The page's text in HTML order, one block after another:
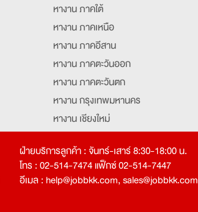
หางาน ภาคใต้
หางาน ภาคเหนือ
หางาน ภาคอีสาน
หางาน ภาคตะวันออก
หางาน ภาคตะวันตก
หางาน กรุงเทพมหานคร
หางาน เชียงใหม่
หางาน ฉะเชิงเทรา
ฝ่ายบริการลูกค้า : จันทร์-เสาร์ 8:30-18:00 น.
โทร : 02-514-7474 แฟ็กซ์ 02-514-7447
อีเมล : help@jobbkk.com,sales@jobbkk.com